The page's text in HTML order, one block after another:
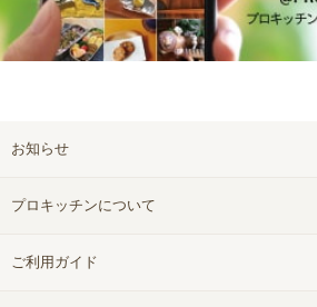
お知らせ
プロキッチンについて
ご利用ガイド